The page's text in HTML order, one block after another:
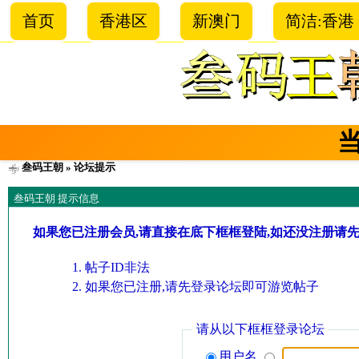
首页 香港区 新澳门 简洁:香港
叁码王朝 » 论坛提示
叁码王朝 提示信息
如果您已注册会员,请直接在底下框框登陆,如还没注册请
帖子ID非法
如果您已注册,请先登录论坛即可游览帖子
请从以下框框登录论坛
用户名